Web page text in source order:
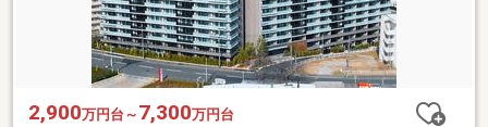
2,900万円台～ 7,300万円台